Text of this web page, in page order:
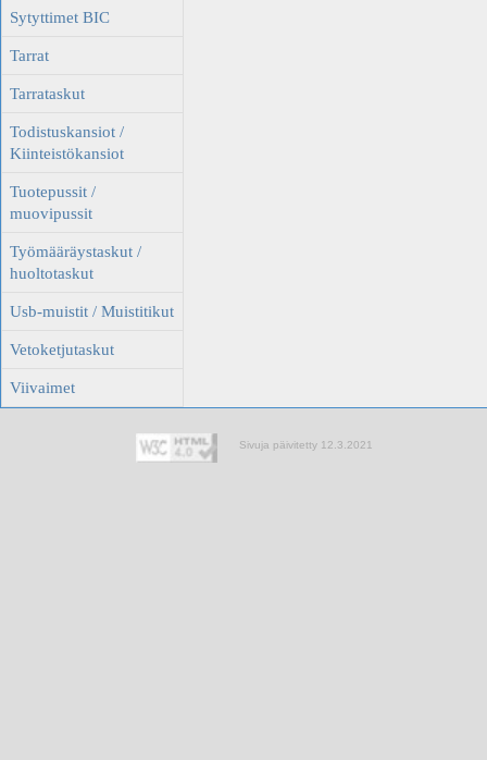
Sytyttimet BIC
Tarrat
Tarrataskut
Todistuskansiot /
Kiinteistökansiot
Tuotepussit /
muovipussit
Työmääräystaskut /
huoltotaskut
Usb-muistit / Muistitikut
Vetoketjutaskut
Viivaimet
Sivuja päivitetty 12.3.2021